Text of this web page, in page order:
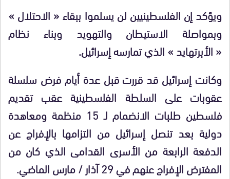
ويؤكد إن الفلسطينيين لن يسلموا ببقاء « الاحتلال »
وبمواصلة الاستيطان والتهويد وبناء نظام
« الأبرتهايد » الذي تمارسه إسرائيل.
وكانت إسرائيل قد قررت قبل عدة أيام فرض سلسلة
عقوبات على السلطة الفلسطينية عقب تقديم
فلسطين طلبات الانضمام لـ 15 منظمة ومعاهدة
دولية بعد تنصل إسرائيل من التزامها بالإفراج عن
الدفعة الرابعة من الأسرى القدامى الذي كان من
المفترض الإفراج عنهم في 29 آذار / مارس الماضي
.